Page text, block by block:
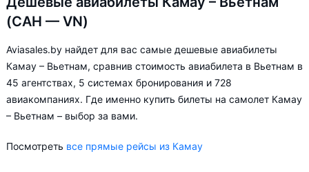
(CAH — VN)
Aviasales.by найдет для вас самые дешевые авиабилеты
Камау – Вьетнам, сравнив стоимость авиабилета в Вьетнам в
45 агентствах, 5 системах бронирования и 728
авиакомпаниях. Где именно купить билеты на самолет Камау
– Вьетнам – выбор за вами.
Посмотреть все прямые рейсы из Камау